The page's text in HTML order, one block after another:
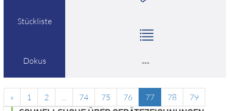
Stückliste
Dokus ---
« 1 2 ... 74 75 76 77 78
79